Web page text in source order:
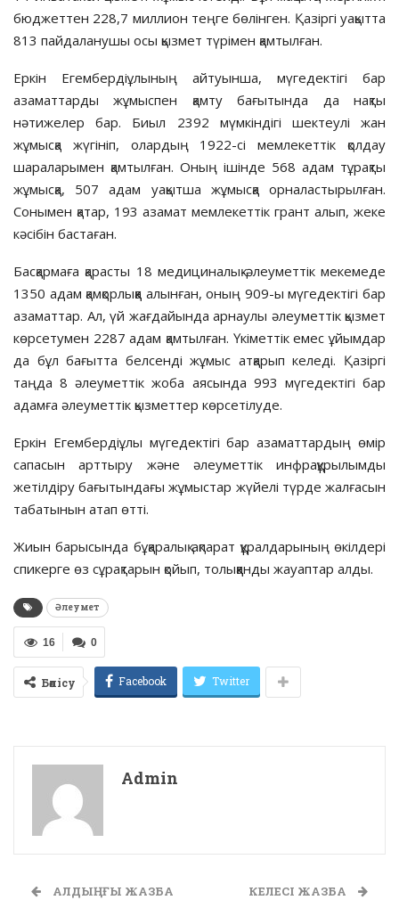
бюджеттен 228,7 миллион теңге бөлінген. Қазіргі уақытта
813 пайдаланушы осы қызмет түрімен қамтылған.
Еркін Егембердіұлының айтуынша, мүгедектігі бар
азаматтарды жұмыспен қамту бағытында да нақты
нәтижелер бар. Биыл 2392 мүмкіндігі шектеулі жан
жұмысқа жүгініп, олардың 1922-сі мемлекеттік қолдау
шараларымен қамтылған. Оның ішінде 568 адам тұрақты
жұмысқа, 507 адам уақытша жұмысқа орналастырылған.
Сонымен қатар, 193 азамат мемлекеттік грант алып, жеке
кәсібін бастаған.
Басқармаға қарасты 18 медициналық-әлеуметтік мекемеде
1350 адам қамқорлыққа алынған, оның 909-ы мүгедектігі бар
азаматтар. Ал, үй жағдайында арнаулы әлеуметтік қызмет
көрсетумен 2287 адам қамтылған. Үкіметтік емес ұйымдар
да бұл бағытта белсенді жұмыс атқарып келеді. Қазіргі
таңда 8 әлеуметтік жоба аясында 993 мүгедектігі бар
адамға әлеуметтік қызметтер көрсетілуде.
Еркін Егембердіұлы мүгедектігі бар азаматтардың өмір
сапасын арттыру және әлеуметтік инфрақұрылымды
жетілдіру бағытындағы жұмыстар жүйелі түрде жалғасын
табатынын атап өтті.
Жиын барысында бұқаралық ақпарат құралдарының өкілдері
спикерге өз сұрақтарын қойып, толыққанды жауаптар алды.
Әлеумет
0
16
Бөлісу Facebook Twitter
Admin
АЛДЫҢҒЫ ЖАЗБА КЕЛЕСІ ЖАЗБА